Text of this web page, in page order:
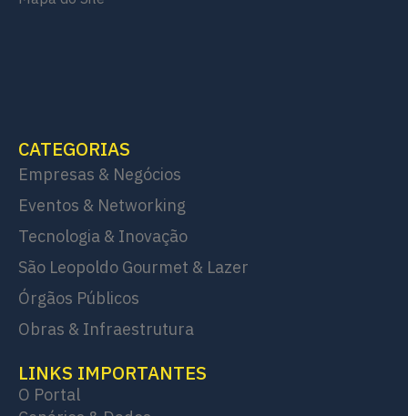
CATEGORIAS
Empresas & Negócios
Eventos & Networking
Tecnologia & Inovação
São Leopoldo Gourmet & Lazer
Órgãos Públicos
Obras & Infraestrutura
LINKS IMPORTANTES
O Portal